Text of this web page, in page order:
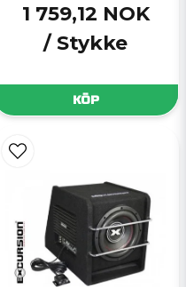
1 759,12 NOK
/ Stykke
KÖP